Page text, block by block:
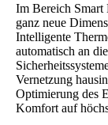
Im Bereich Smart
ganz neue
Intelligente
automatisch an
Vernetzung
Optimierung des
Komfort auf